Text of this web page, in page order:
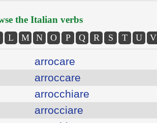
the Italian verbs
L M N O P Q R S T U V
arrocare
arroccare
arrocchiare
arrocciare